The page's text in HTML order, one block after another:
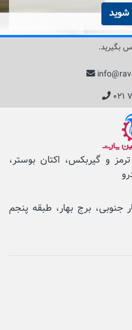
بگیرید.
و گیربکس، اکتان بوستر،
جنوبی، برج بهار، طبقه پنجم